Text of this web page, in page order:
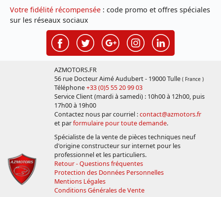
Votre fidélité récompensée : code promo et offres spéciales
sur les réseaux sociaux
AZMOTORS.FR
56 rue Docteur Aimé Audubert - 19000 Tulle ( France )
Téléphone+33 (0)5 55 20 99 03
Service Client (mardi à samedi) : 10h00 à 12h00, puis
17h00 à 19h00
Contactez nous par courriel :contact@azmotors.fr
et parformulaire pour toute demande.
Spécialiste de la vente de pièces techniques neuf
d'origine constructeur sur internet pour les
professionnel et les particuliers.
Retour - Questions fréquentes
Protection des Données Personnelles
Mentions Légales
Conditions Générales de Vente